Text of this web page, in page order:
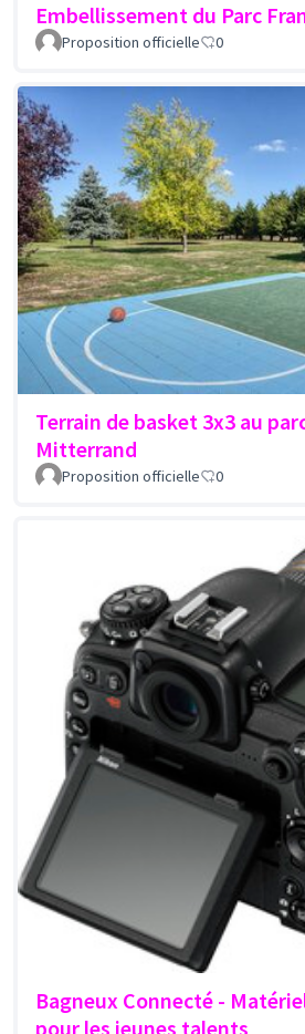
Embellissement du Parc
Proposition officielle 0
Terrain de basket 3x3 au
Mitterrand
Proposition officielle 0
Bagneux Connecté -
pour les jeunes talents